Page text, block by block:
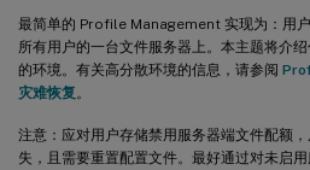
最简单的 Profile Management 实现为：用
所有用户的一台文件服务器上。本主题将介
的环境。有关高分散环境的信息，请参阅
灾难恢复 。
注意：应对用户存储禁用服务器端文件配额
失，且需要重置配置文件。最好通过对未启